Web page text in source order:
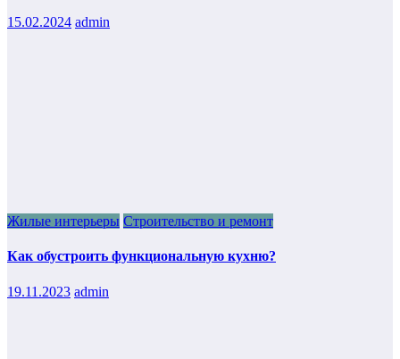
15.02.2024 admin
Жилые интерьеры Строительство и ремонт
Как обустроить функциональную кухню?
19.11.2023 admin